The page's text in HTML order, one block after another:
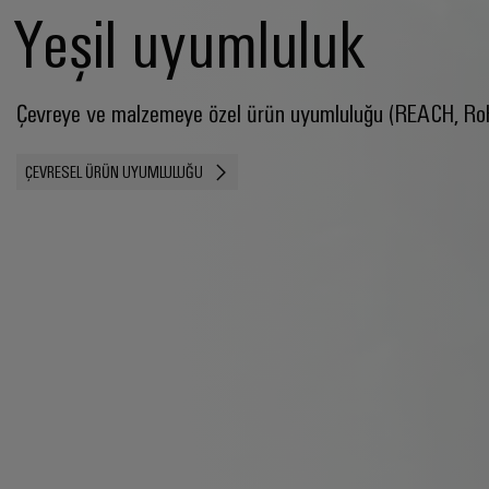
Yeşil uyumluluk
Çevreye ve malzemeye özel ürün uyumluluğu (REACH,
ÇEVRESEL ÜRÜN UYUMLULUĞU